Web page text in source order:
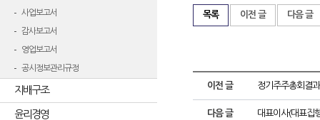
사업보고서
감사보고서
영업보고서
공시정보관리규정
지배구조
윤리경영
목록 이전 글 다음 글
이전 글 정기주주총회결과
다음 글 대표이사(대표집